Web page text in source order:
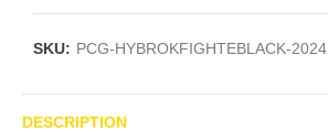
SKU: PCG-HYBROKFIGHTEBLACK-2024
DESCRIPTION